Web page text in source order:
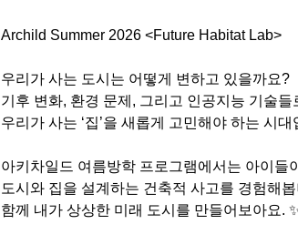
Archild Summer 2026 <Future Habitat Lab>
우리가 사는 도시는 어떻게 변하고 있을까요?
기후 변화, 환경 문제, 그리고 인공지능 기술들
우리가 사는 ‘집’을 새롭게 고민해야 하는 시대
아키차일드 여름방학 프로그램에서는 아이들
도시와 집을 설계하는 건축적 사고를 경험해
함께 내가 상상한 미래 도시를 만들어보아요.